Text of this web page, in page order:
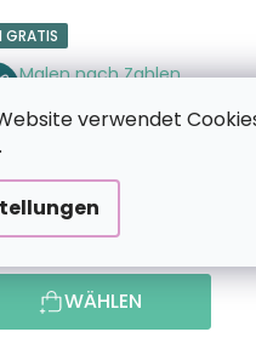
verwendet
GRATIS
Malen nach Zahlen
ab20,29 €
WÄHLEN